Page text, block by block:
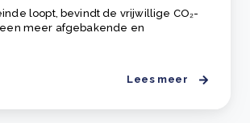
loopt, bevindt de vrijwillige CO₂-
meer afgebakende en
Lees meer